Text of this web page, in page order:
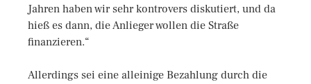
Jahren haben wir sehr kontrovers diskutiert, und da
hieß es dann, die Anlieger wollen die Straße
finanzieren.“
Allerdings sei eine alleinige Bezahlung durch die